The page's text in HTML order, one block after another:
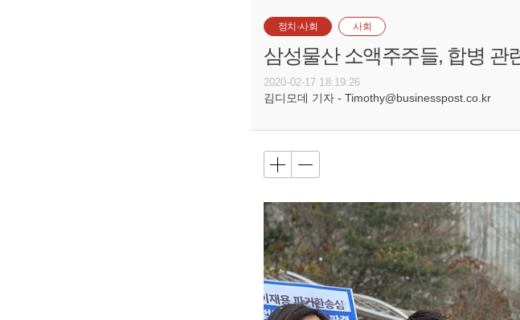
정치·사회 사회
삼성물산 소액주주들, 합병 관
2020-02-17 18:19:26
김디모데 기자 - Timothy@businesspost.co.kr